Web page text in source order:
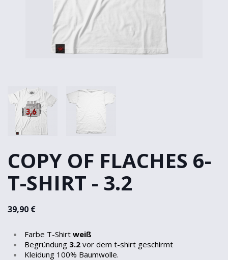
COPY OF FLACHES 6-
T-SHIRT - 3.2
39,90 €
Farbe T-Shirt weiß
Begründung 3.2 vor dem t-shirt geschirmt
Kleidung 100% Baumwolle.